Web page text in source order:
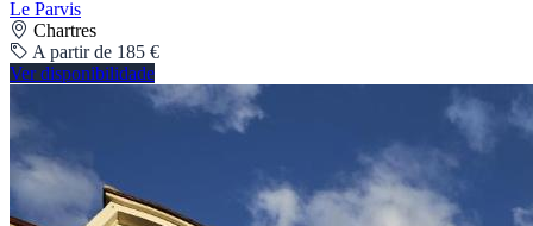
Le Parvis
Chartres
A partir de 185 €
Ver disponibilidade